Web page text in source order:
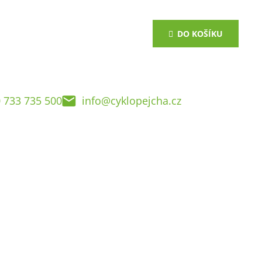
DO KOŠÍKU
733 735 500 info@cyklopejcha.cz